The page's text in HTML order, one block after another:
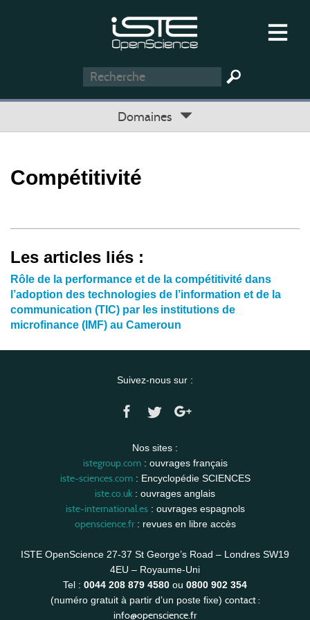
Domaines
Compétitivité
Les articles liés :
Rôle de la performance et de la compétitivité dans
l’adoption des technologies de l’information et de la
communication (TIC) par les institutions de
microfinance (IMF) au Cameroun
Suivez-nous sur :
Nos sites :
istegroup.com: ouvrages français
iste-sciences.com: Encyclopédie SCIENCES
iste.co.uk : ouvrages anglais
iste-international.es: ouvrages espagnols
openscience.fr: revues en libre accès
ISTE OpenScience 27-37 St George’s Road – Londres SW19
4EU – Royaume-Uni
Tel : 0044 208 879 4580 ou 0800 902 354
(numéro gratuit à partir d’un poste fixe) contact :
info@openscience.fr